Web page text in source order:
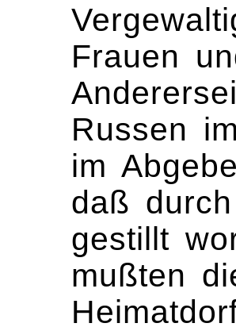
Frauen
Russen
im
daß
gestillt
mußten